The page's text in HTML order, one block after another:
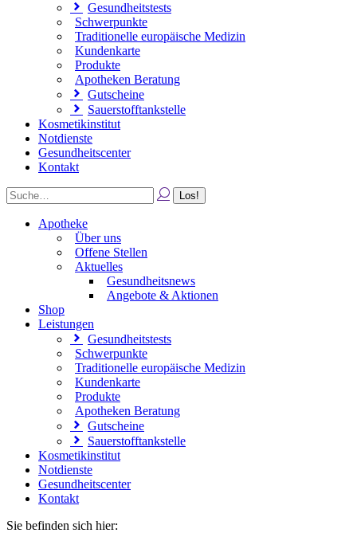
Gesundheitstests
Schwerpunkte
Traditionelle europäische Medizin
Kundenkarte
Produkte
Apotheken Beratung
Gutscheine
Sauerstofftankstelle
Kosmetikinstitut
Notdienste
Gesundheitscenter
Kontakt
Apotheke
Über uns
Offene Stellen
Aktuelles
Gesundheitsnews
Angebote & Aktionen
Shop
Leistungen
Gesundheitstests
Schwerpunkte
Traditionelle europäische Medizin
Kundenkarte
Produkte
Apotheken Beratung
Gutscheine
Sauerstofftankstelle
Kosmetikinstitut
Notdienste
Gesundheitscenter
Kontakt
Sie befinden sich hier: